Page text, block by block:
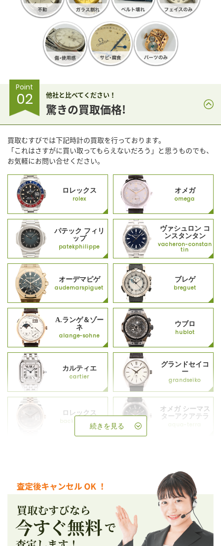
Point
02 他社と比べてください！
驚きの買取価格!
買取むすびでは下記時計の買取を行っております。
「これはさすがに買い取ってもらえないだろう」と思うものでも、
お気軽にお問い合せください。
ロレックス
rolex
オメガ
omega
パテック フィリ
ップ
patekphilippe
ヴァシュロン コ
ンスタンタン
vacheron-constan
tin
オーデマピゲ
audemarspiguet
ブレゲ
breguet
A.ランゲ＆ゾー
ネ
alange-sohne
ウブロ
hublot
カルティエ
cartier
グランドセイコ
ー
grandseiko
ロレックス
backup_rolex
オメガ シーマス
ターアクアテラ
続きを見る